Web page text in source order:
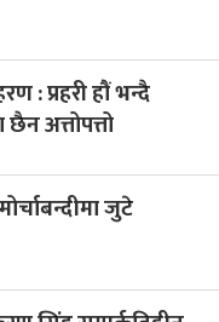
: प्रहरी हौं भन्दै
अत्तोपत्तो
जुटे